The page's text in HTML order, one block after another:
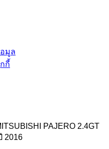
มูล
กี้
PAJERO 2.4GT
2016